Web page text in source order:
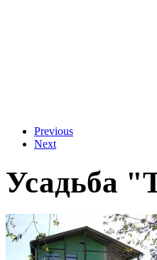
Previous
Next
Усадьба